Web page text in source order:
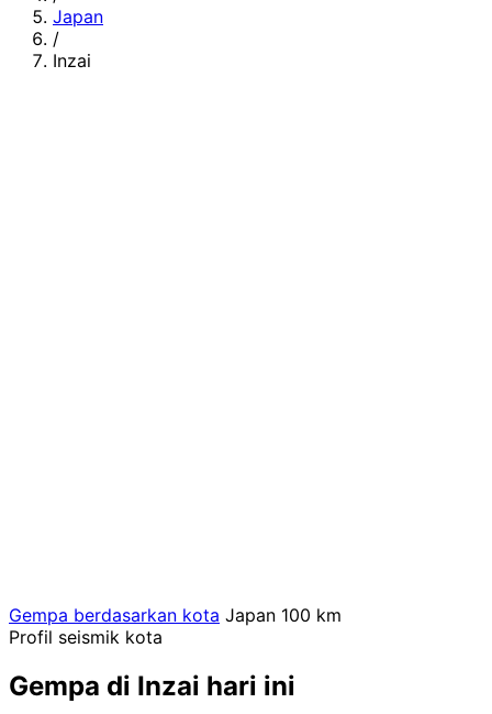
Japan
/
Inzai
Gempa berdasarkan kota Japan 100 km
Profil seismik kota
Gempa di Inzai hari ini